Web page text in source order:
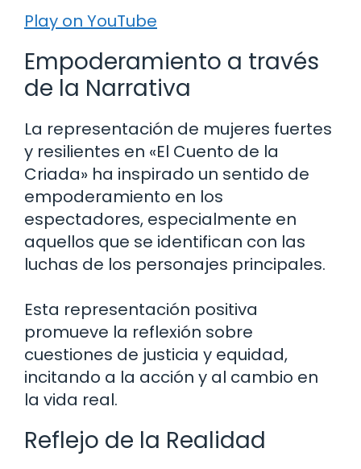
Play on YouTube
Empoderamiento a través
de la Narrativa
La representación de mujeres fuertes
y resilientes en «El Cuento de la
Criada» ha inspirado un sentido de
empoderamiento en los
espectadores, especialmente en
aquellos que se identifican con las
luchas de los personajes principales.
Esta representación positiva
promueve la reflexión sobre
cuestiones de justicia y equidad,
incitando a la acción y al cambio en
la vida real.
Reflejo de la Realidad